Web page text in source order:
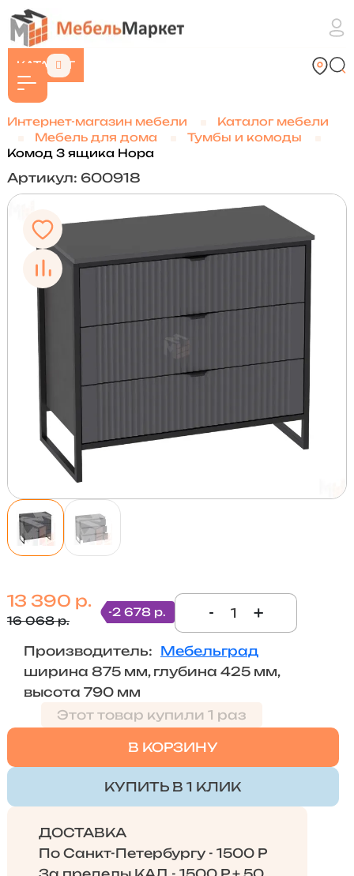
КАТАЛОГ
Интернет-магазин мебели
Каталог мебели
Мебель для дома
Тумбы и комоды
Комод 3 ящика Нора
Артикул: 600918
13 390 р.
16 068 р.
-2 678 р. - +
Производитель: Мебельград
ширина 875 мм, глубина 425 мм,
высота 790 мм
Этот товар купили 1 раз
В КОРЗИНУ
КУПИТЬ В 1 КЛИК
ДОСТАВКА
По Санкт-Петербургу - 1500 Р